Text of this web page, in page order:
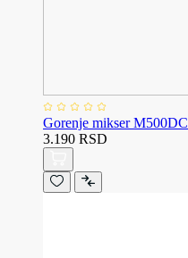
Gorenje mikser M500DC
3.190 RSD